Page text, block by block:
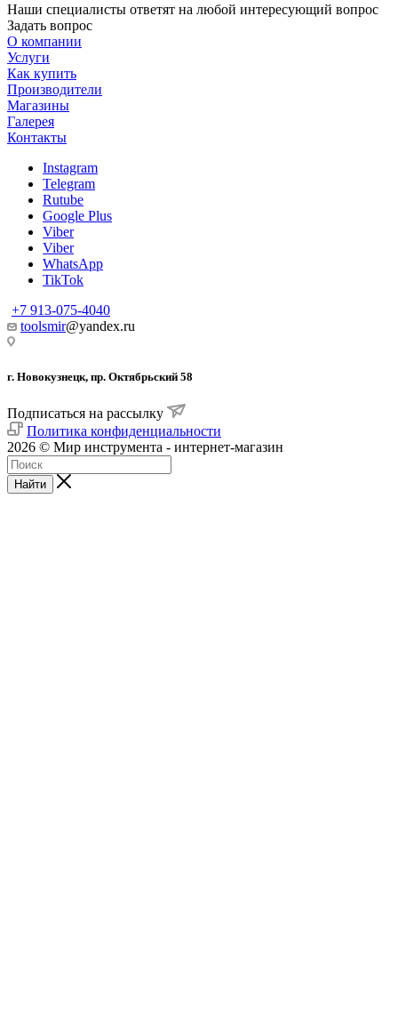
Наши специалисты ответят на любой интересующий вопрос
Задать вопрос
О компании
Услуги
Как купить
Производители
Магазины
Галерея
Контакты
Instagram
Telegram
Rutube
Google Plus
Viber
Viber
WhatsApp
TikTok
+7 913-075-4040
toolsmir@yandex.ru
г. Новокузнецк, пр. Октябрьский 58
Подписаться на рассылку
Политика конфиденциальности
2026 © Мир инструмента - интернет-магазин
Найти